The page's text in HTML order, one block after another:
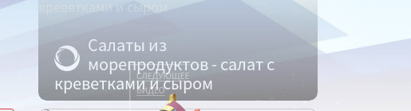
Салаты из
морепродуктов - салат с
креветками и сыром